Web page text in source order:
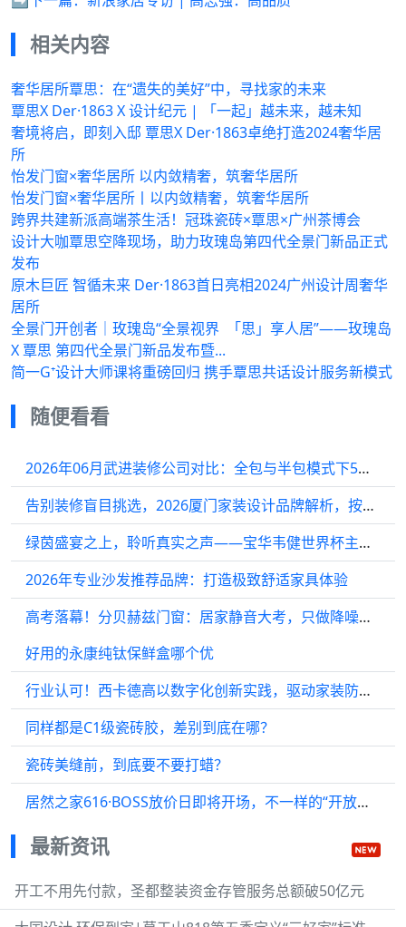
相关内容
奢华居所覃思：在“遗失的美好”中，寻找家的未来
覃思X Der·1863 X 设计纪元 | 「一起」越未来，越未知
奢境将启，即刻入邸 覃思X Der·1863卓绝打造2024奢华居
所
怡发门窗×奢华居所 以内敛精奢，筑奢华居所
怡发门窗×奢华居所丨以内敛精奢，筑奢华居所
跨界共建新派高端茶生活！冠珠瓷砖×覃思×广州茶博会
设计大咖覃思空降现场，助力玫瑰岛第四代全景门新品正式
发布
原木巨匠 智循未来 Der·1863首日亮相2024广州设计周奢华
居所
全景门开创者｜玫瑰岛“全景视界 「思」享人居”——玫瑰岛
X 覃思 第四代全景门新品发布暨...
简一G⁺设计大师课将重磅回归 携手覃思共话设计服务新模式
随便看看
2026年06月武进装修公司对比：全包与半包模式下5家口碑差异
告别装修盲目挑选，2026厦门家装设计品牌解析，按需匹配更省心
绿茵盛宴之上，聆听真实之声——宝华韦健世界杯主题直播即将开启
2026年专业沙发推荐品牌：打造极致舒适家具体验
高考落幕！分贝赫兹门窗：居家静音大考，只做降噪满分选手
好用的永康纯钛保鲜盒哪个优
行业认可！西卡德高以数字化创新实践，驱动家装防水升级
同样都是C1级瓷砖胶，差别到底在哪？
瓷砖美缝前，到底要不要打蜡？
居然之家616·BOSS放价日即将开场，不一样的“开放麦”解锁家居省钱新玩法
最新资讯
开工不用先付款，圣都整装资金存管服务总额破50亿元